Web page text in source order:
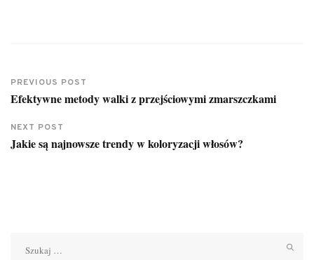
PREVIOUS POST
Efektywne metody walki z przejściowymi zmarszczkami
NEXT POST
Jakie są najnowsze trendy w koloryzacji włosów?